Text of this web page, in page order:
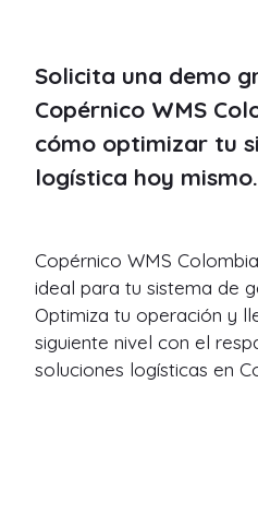
Solicita una demo
Copérnico WMS
cómo optimizar tu
logística hoy mismo.
Copérnico WMS
ideal para tu sistema de
Optimiza tu operación y
siguiente nivel con el
soluciones logísticas en